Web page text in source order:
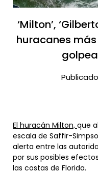
‘Milton’,
huracanes
El huracán Milton, que
escala de Saffir-
alerta entre las
por sus posibles
las costas de Florida.